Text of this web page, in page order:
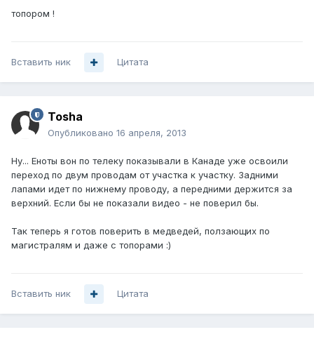
топором !
Вставить ник Цитата
Tosha
Опубликовано 16 апреля, 2013
Ну... Еноты вон по телеку показывали в Канаде уже освоили
переход по двум проводам от участка к участку. Задними
лапами идет по нижнему проводу, а передними держится за
верхний. Если бы не показали видео - не поверил бы.
Так теперь я готов поверить в медведей, ползающих по
магистралям и даже с топорами :)
Вставить ник Цитата